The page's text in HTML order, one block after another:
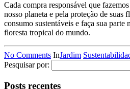
Cada compra responsável que
nosso planeta e pela proteção de suas
consumo sustentáveis e faça sua parte
floresta tropical do mundo.
No Comments InJardim
Pesquisar por:
Posts recentes